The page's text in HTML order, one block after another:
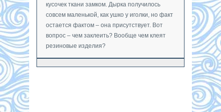
кусочек ткани замком. Дырка получилось
совсем маленькой, как ушко у иголки, но факт
остается фактом – она присутствует. Вот
вопрос – чем заклеить? Вообще чем клеят
резиновые изделия?